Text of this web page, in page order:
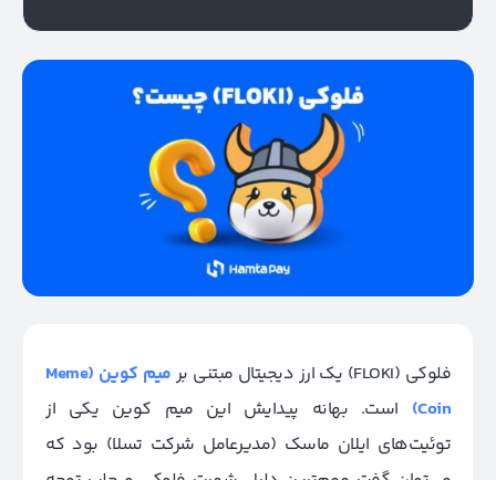
فلوکی (FLOKI) یک ارز دیجیتال مبتنی بر
میم کوین (Meme
Coin)
است. بهانه پیدایش این میم کوین یکی از
توئیت‌های ایلان ماسک (مدیرعامل شرکت تسلا) بود که